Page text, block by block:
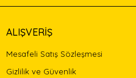
ALIŞVERİŞ
Mesafeli Satış Sözleşmesi
Gizlilik ve Güvenlik